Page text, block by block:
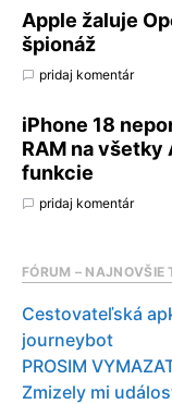
Apple žaluje
špionáž
pridaj komentár
iPhone 18
RAM na
funkcie
pridaj komentár
FÓRUM – NAJNOVŠIE
Cestovateľská
journeybot
PROSIM
Zmizely mi